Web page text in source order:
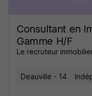
Consultant en
Gamme H/F
Le recruteur
Deauville - 14